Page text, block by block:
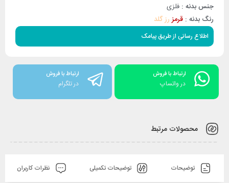
جنس بدنه : فلزی
رنگ بدنه : قرمز رز گلد
اطلاع رسانی از طریق پیامک
ارتباط با فروش
در واتساپ
ارتباط با فروش
در تلگرام
محصولات مرتبط
توضیحات توضیحات تکمیلی نظرات کاربران